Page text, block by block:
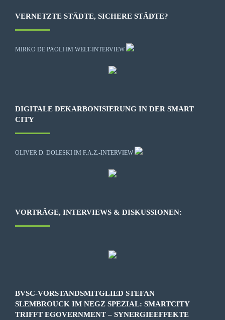
VERNETZTE STÄDTE, SICHERE STÄDTE?
MIRKO DE PAOLI IM WELT-INTERVIEW
DIGITALE DEKARBONISIERUNG IN DER SMART
CITY
OLIVER D. DOLESKI IM F.A.Z.-INTERVIEW
VORTRÄGE, INTERVIEWS & DISKUSSIONEN:
BVSC-VORSTANDSMITGLIED STEFAN
SLEMBROUCK IM NEGZ SPEZIAL: SMARTCITY
TRIFFT EGOVERNMENT – SYNERGIEEFFEKTE